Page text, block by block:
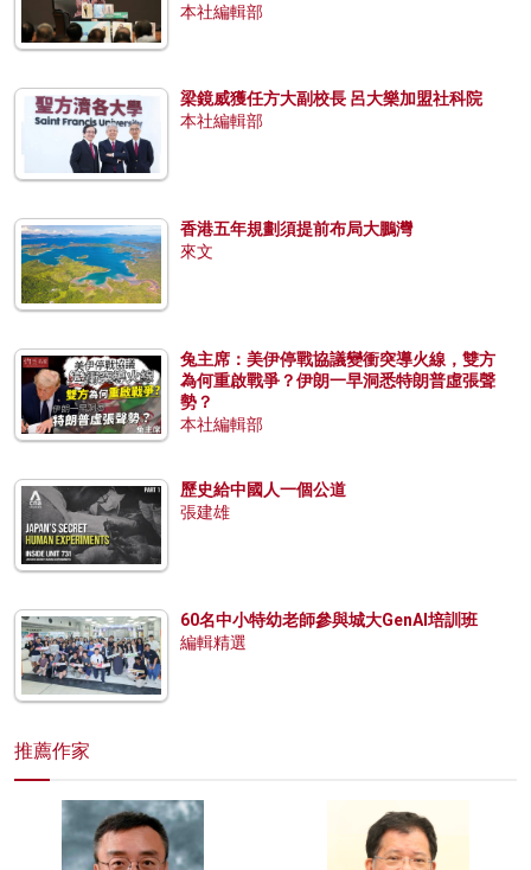
本社編輯部
梁鏡威獲任方大副校長 呂大樂加盟社科院
本社編輯部
香港五年規劃須提前布局大鵬灣
來文
兔主席：美伊停戰協議變衝突導火線，雙方
為何重啟戰爭？伊朗一早洞悉特朗普虛張聲
勢？
本社編輯部
歷史給中國人一個公道
張建雄
60名中小特幼老師參與城大GenAI培訓班
編輯精選
推薦作家